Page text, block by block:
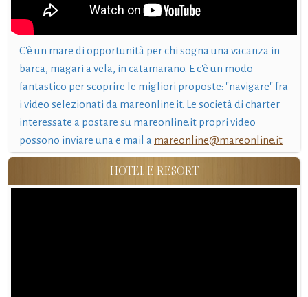
C'è un mare di opportunità per chi sogna una vacanza in
barca, magari a vela, in catamarano. E c'è un modo
fantastico per scoprire le migliori proposte: "navigare" fra
i video selezionati da mareonline.it. Le società di charter
interessate a postare su mareonline.it propri video
possono inviare una e mail a mareonline@mareonline.it
HOTEL E RESORT